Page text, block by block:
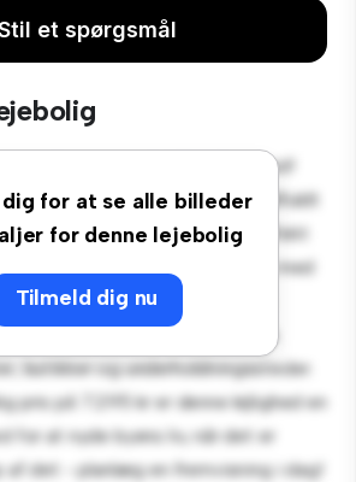
et spørgsmål
for at se alle billeder
for denne lejebolig
Tilmeld dig nu
byferiested på 4100, Ringsted!
værelses lejlighed tilbyder et stilfuldt
Det åbne koncept er perfekt
det slanke køkken er udstyret med
Med sin førsteklasses
være kun få skridt væk fra byens
butikker og underholdningssteder.
pris på 7.295 kr er denne lejlighed en
for at nyde byens liv, når det er
af det - planlæg en fremvisning i dag!